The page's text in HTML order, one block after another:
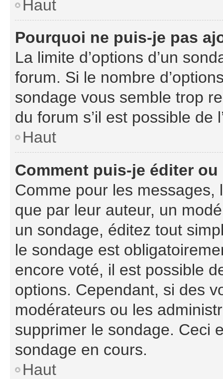
Haut
Pourquoi ne puis-je pas
La limite d’options d’un
forum. Si le nombre
sondage vous semble trop
du forum s’il est possible de
Haut
Comment puis-je éditer
Comme pour les
que par leur auteur, un
un sondage, éditez tout
le sondage est
encore voté, il est possible
options. Cependant, si des
modérateurs ou les
supprimer le sondage. Ceci
sondage en cours.
Haut